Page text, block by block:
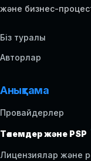
және бизнес-
Біз туралы
Авторлар
Анықтама
Провайдерлер
Төлемдер және PSP
Лицензиялар және